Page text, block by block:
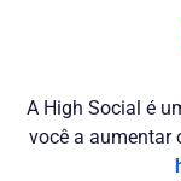
A High Social é
você a aumentar